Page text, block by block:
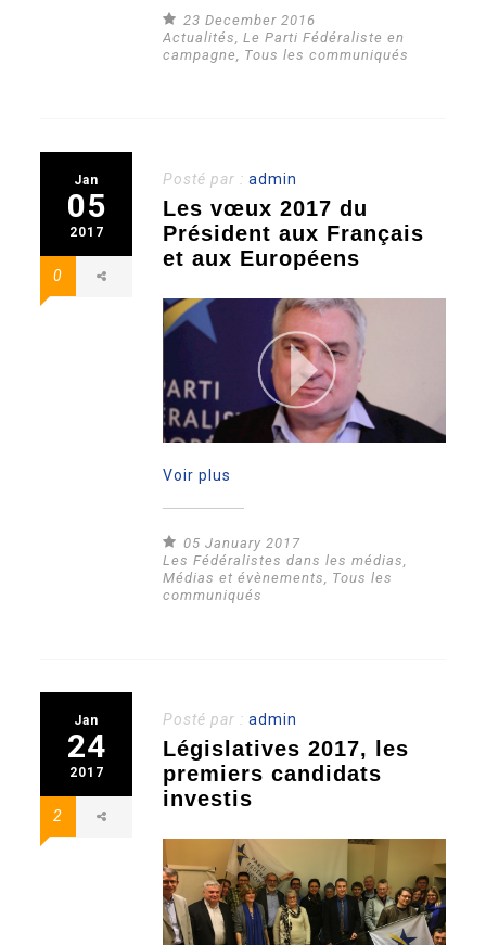
23 December 2016
Actualités ,Le Parti Fédéraliste en
campagne
Tous les communiqués
Jan
05
2017
0
Posté par :admin
Les vœux 2017 du
Président aux Français
et aux Européens
Voir plus
05 January 2017
Les Fédéralistes dans les médias,
Médias et évènements, Tous les
communiqués
Jan
24
2017
2
Posté par :admin
Législatives 2017, les
premiers candidats
investis